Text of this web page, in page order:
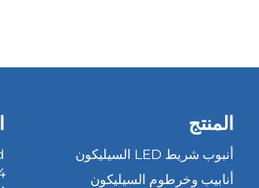
المنتج
أنبوب شريط LED السيليكون
أنابيب وخرطوم السيليكون